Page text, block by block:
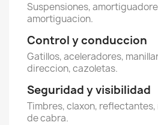
Suspensiones,
amortiguacion.
Control y conduccion
Gatillos, aceleradores,
direccion, cazoletas.
Seguridad y visibilidad
Timbres, claxon,
de cabra.